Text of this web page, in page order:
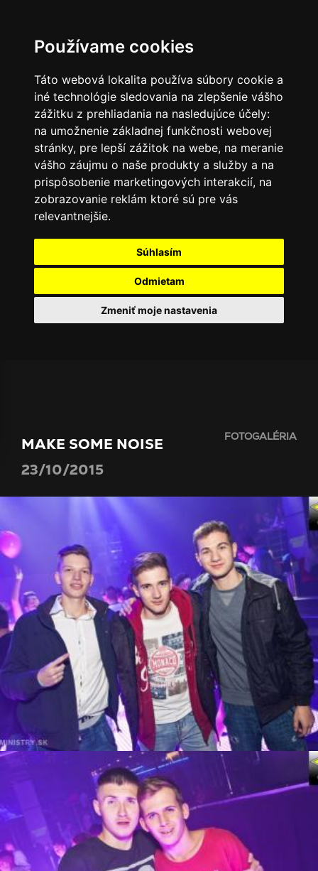
Používame cookies
Táto webová lokalita používa súbory cookie a
iné technológie sledovania na zlepšenie vášho
zážitku z prehliadania na nasledujúce účely:
na umožnenie základnej funkčnosti webovej
stránky, pre lepší zážitok na webe, na meranie
vášho záujmu o naše produkty a služby a na
prispôsobenie marketingových interakcií, na
zobrazovanie reklám ktoré sú pre vás
relevantnejšie.
Súhlasím
Odmietam
Zmeniť moje nastavenia
MAKE SOME NOISE
23/10/2015
FOTOGALÉRIA